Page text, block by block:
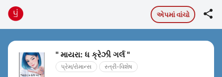
એપમાં વાંચો 
" માયરા: ધ ક્રેઝી ગર્લ "
પ્રેમ/રોમાન્સ સ્ત્રી-વિશેષ